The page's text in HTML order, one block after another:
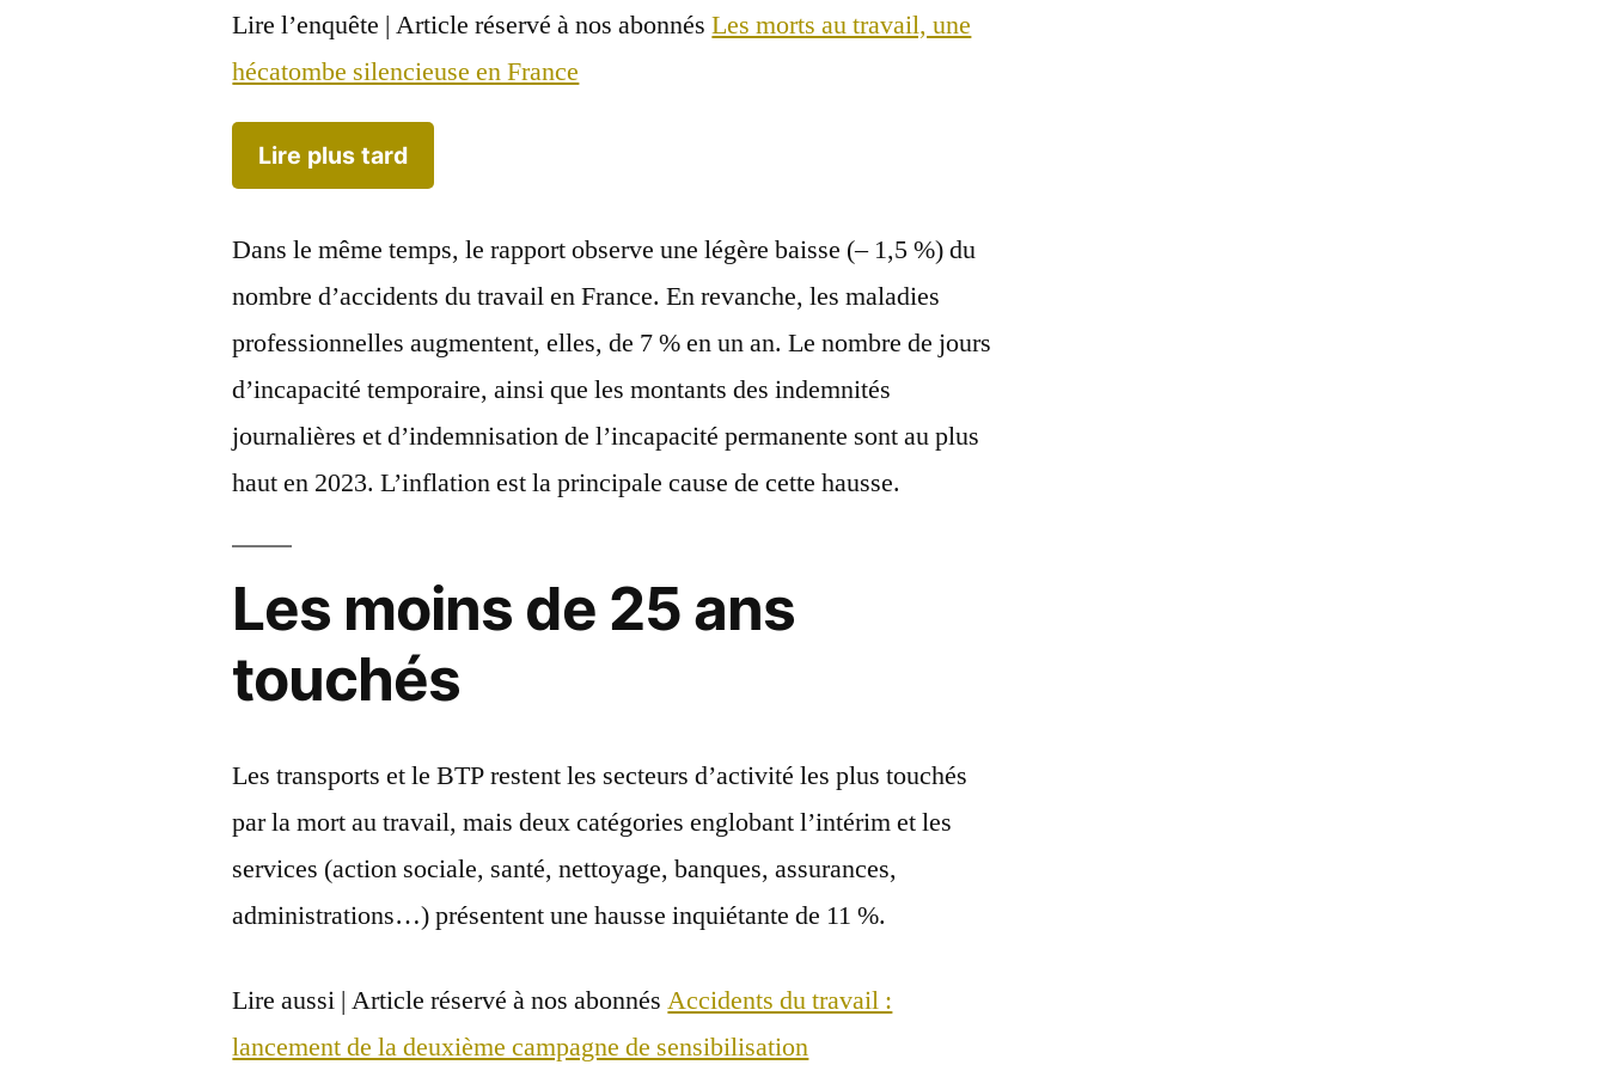
Lire l’enquête | Article réservé à nos abonnés Les morts au travail, une
hécatombe silencieuse en France
Lire plus tard
Dans le même temps, le rapport observe une légère baisse (– 1,5 %) du
nombre d’accidents du travail en France. En revanche, les maladies
professionnelles augmentent, elles, de 7 % en un an. Le nombre de jours
d’incapacité temporaire, ainsi que les montants des indemnités
journalières et d’indemnisation de l’incapacité permanente sont au plus
haut en 2023. L’inflation est la principale cause de cette hausse.
Les moins de 25 ans
touchés
Les transports et le BTP restent les secteurs d’activité les plus touchés
par la mort au travail, mais deux catégories englobant l’intérim et les
services (action sociale, santé, nettoyage, banques, assurances,
administrations…) présentent une hausse inquiétante de 11 %.
Lire aussi | Article réservé à nos abonnés Accidents du travail :
lancement de la deuxième campagne de sensibilisation